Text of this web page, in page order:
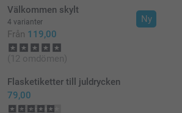
Ny
Välkommen skylt
4 varianter
Från 119,00
(12 omdömen)
Flasketiketter till juldrycken
79,00